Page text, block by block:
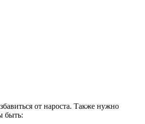
от нароста. Также нужно
быть: